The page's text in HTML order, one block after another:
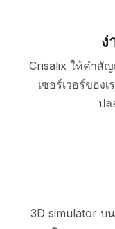
ง่
Crisalix ให้คำสั
เซอร์เวอร์ของ
ปล
3D simulator บ